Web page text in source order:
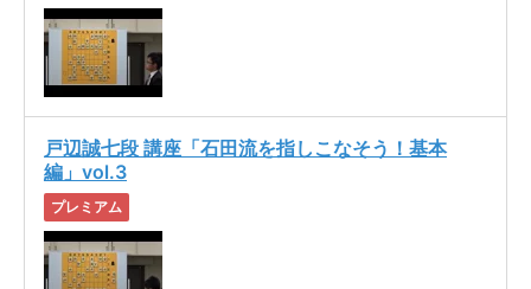
戸辺誠七段 講座「石田流を指しこなそう！基本
編」vol.3
プレミアム